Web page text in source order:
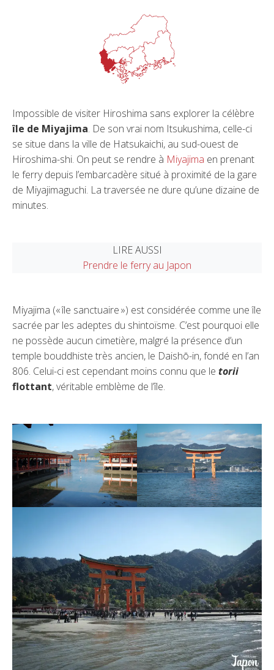
Impossible de visiter Hiroshima sans explorer la célèbre
île de Miyajima. De son vrai nom Itsukushima, celle-ci
se situe dans la ville de Hatsukaichi, au sud-ouest de
Hiroshima-shi. On peut se rendre à Miyajima en prenant
le ferry depuis l’embarcadère situé à proximité de la gare
de Miyajimaguchi. La traversée ne dure qu’une dizaine de
minutes.
LIRE AUSSI
Prendre le ferry au Japon
Miyajima (« île sanctuaire ») est considérée comme une île
sacrée par les adeptes du shintoïsme. C’est pourquoi elle
ne possède aucun cimetière, malgré la présence d’un
temple bouddhiste très ancien, le Daishō-in, fondé en l’an
806. Celui-ci est cependant moins connu que le torii
flottant, véritable emblème de l’île.